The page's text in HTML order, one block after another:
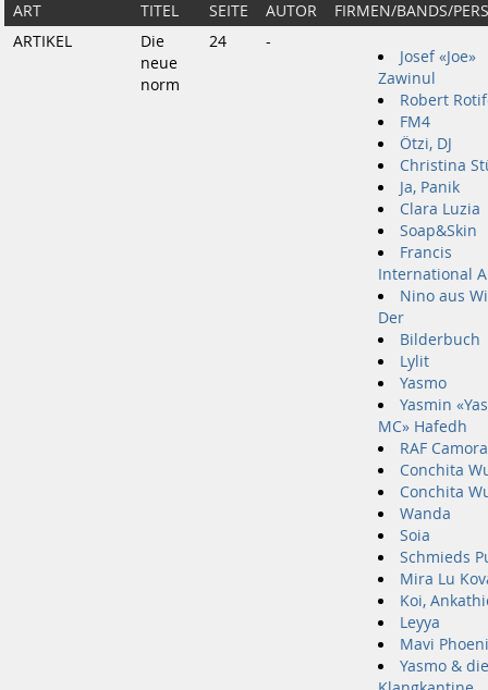
ART TITEL SEITE AUTOR
FIRMEN/BANDS/
ARTIKEL
Die
neue
norm
24 -
Josef «Joe»
Zawinul
Robert
FM4
Ötzi, DJ
Christina
Ja, Panik
Clara Luzia
Soap&Skin
Francis
International
Nino aus
Der
Bilderbuch
Lylit
Yasmo
Yasmin
MC» Hafedh
RAF Camora
Conchita
Conchita
Wanda
Soia
Schmieds
Mira Lu
Koi,
Leyya
Mavi
Yasmo & die